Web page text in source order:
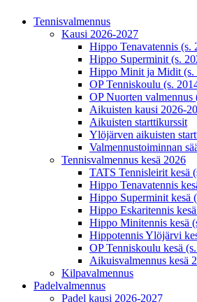
Tennisvalmennus
Kausi 2026-2027
Hippo Tenavatennis (s.
Hippo Superminit (s.
Hippo Minit ja Midit (s.
OP Tenniskoulu (s.
OP Nuorten valmennus
Aikuisten kausi 2026-
Aikuisten starttikurssit
Ylöjärven aikuisten
Valmennustoiminnan
Tennisvalmennus kesä 2026
TATS Tennisleirit kesä
Hippo Tenavatennis
Hippo Superminit kesä
Hippo Eskaritennis
Hippo Minitennis kesä
Hippotennis Ylöjärvi
OP Tenniskoulu kesä
Aikuisvalmennus kesä
Kilpavalmennus
Padelvalmennus
Padel kausi 2026-2027